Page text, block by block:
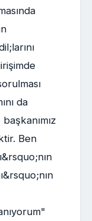
da
Ben